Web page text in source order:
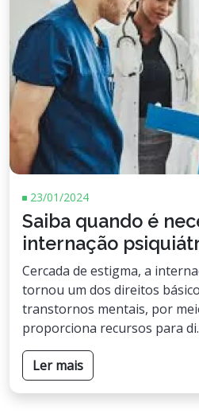
23/01/2024
Saiba quando é
internação
Cercada de estigma, a
tornou um dos direitos
transtornos mentais, por
proporciona recursos para
Ler mais